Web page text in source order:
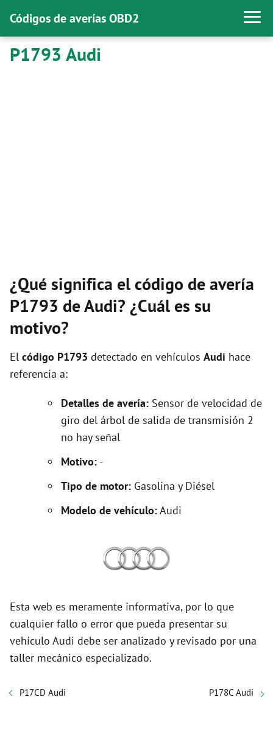
Códigos de averías OBD2
P1793 Audi
¿Qué significa el código de avería
P1793 de Audi? ¿Cuál es su
motivo?
El código P1793 detectado en vehículos Audi hace
referencia a:
Detalles de avería: Sensor de velocidad de
giro del árbol de salida de transmisión 2
no hay señal
Motivo: -
Tipo de motor: Gasolina y Diésel
Modelo de vehículo:Audi
Esta web es meramente informativa, por lo que
cualquier fallo o error que pueda presentar su
vehículo Audi debe ser analizado y revisado por una
taller mecánico especializado.
P17CD Audi P178C Audi